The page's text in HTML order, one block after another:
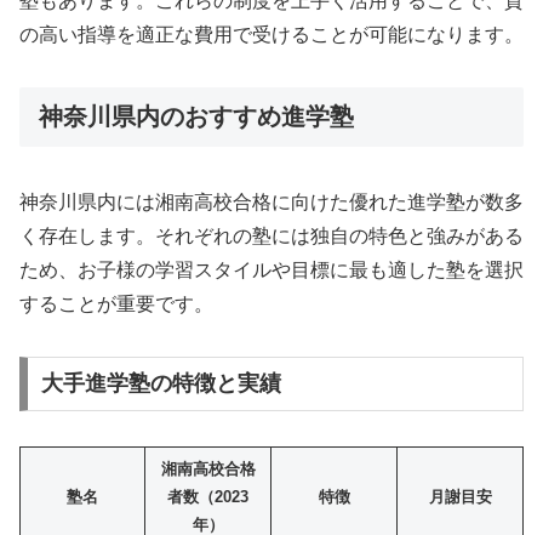
の高い指導を適正な費用で受けることが可能になります。
神奈川県内のおすすめ進学塾
神奈川県内には湘南高校合格に向けた優れた進学塾が数多
く存在します。それぞれの塾には独自の特色と強みがある
ため、お子様の学習スタイルや目標に最も適した塾を選択
することが重要です。
大手進学塾の特徴と実績
塾名
湘南高校合格
者数（2023
年）
特徴 月謝目安